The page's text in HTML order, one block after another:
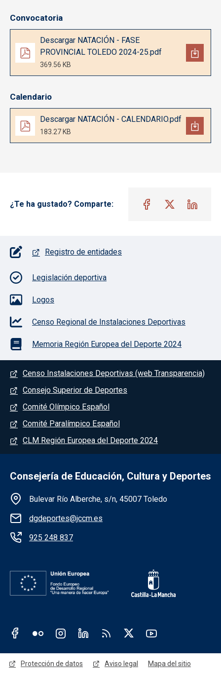
Convocatoria
Documento
Descargar NATACIÓN - FASE
PROVINCIAL TOLEDO 2024-25.pdf
369.56 KB
Calendario
Documento
Descargar NATACIÓN - CALENDARIO.pdf
183.27 KB
¿Te ha gustado? Comparte:
Pie de página con iconos
Registro de entidades
Legislación deportiva
Logos
Censo Regional de Instalaciones Deportivas
Memoria Región Europea del Deporte 2024
Menú del pie
Censo Instalaciones Deportivas (web Transparencia)
Consejo Superior de Deportes
Comité Olímpico Español
Comité Paralímpico Español
CLM Región Europea del Deporte 2024
Consejería de Educación, Cultura y Deportes
Información de la institución
Bulevar Río Alberche, s/n, 45007 Toledo
dgdeportes@jccm.es
925 248 837
Redes sociales JCCM
Menú legal
Protección de datos Aviso legal Mapa del sitio